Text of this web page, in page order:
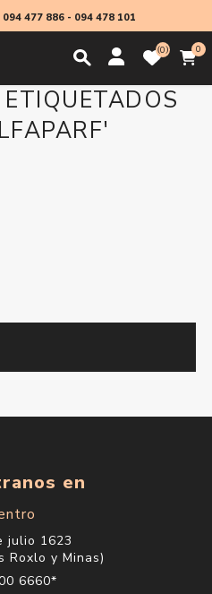
094 477 886- 094 478 101
0 0
en
julio 1623
Roxlo y Minas)
6660*